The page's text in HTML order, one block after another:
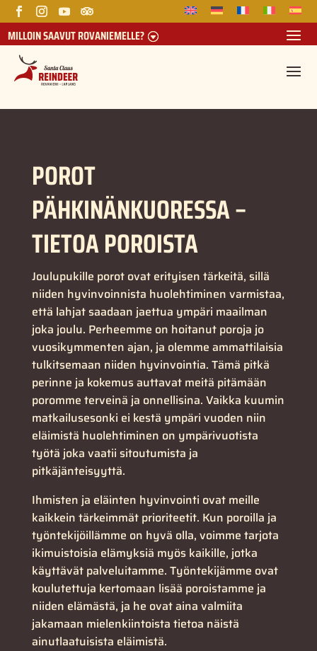
MILLOIN SAAVUT ROVANIEMELLE?
POROT
PÄHKINÄNKUORESSA –
TIETOA POROISTA
Joulupukille porot ovat erityisen tärkeitä, sillä
niiden hyvinvoinnista huolehtiminen varmistaa,
että lahjat saadaan jaettua ympäri maailman
joka joulu. Perheemme on hoitanut poroja jo
vuosikymmenten ajan, ja olemme ammattilaisia
tulkitsemaan niiden hyvinvointia. Tämä pitkä
perinne ja kokemus auttavat meitä pitämään
poromme terveinä ja onnellisina. Vaikka kuumin
matkailusesonki ei kestä ympäri vuoden niin
eläimistä huolehtiminen on ympärivuotista
työtä joka vaatii sitoutumista ja
pitkäjänteisyyttä.
Ihmisten ja eläinten hyvinvointi ovat meille
kaikkein tärkeimmät prioriteetit. Kun poroilla ja
työntekijöillämme on hyvä olla, voimme tarjota
ikimuistoisia elämyksiä myös kaikille, jotka
käyttävät palveluitamme. Työntekijämme ovat
koulutettuja kertomaan lisää poroistamme ja
niiden elämästä, ja he ovat aina valmiita
jakamaan mielenkiintoista tietoa näistä
ainutlaatuisista eläimistä.